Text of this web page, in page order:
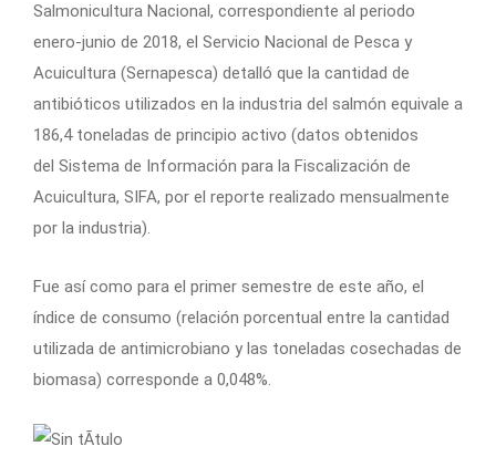
Salmonicultura Nacional, correspondiente al periodo
enero-junio de 2018, el Servicio Nacional de Pesca y
Acuicultura (Sernapesca) detalló que la cantidad de
antibióticos utilizados en la industria del salmón equivale a
186,4 toneladas de principio activo (datos obtenidos
del Sistema de Información para la Fiscalización de
Acuicultura, SIFA, por el reporte realizado mensualmente
por la industria).
Fue así como para el primer semestre de este año, el
índice de consumo (relación porcentual entre la cantidad
utilizada de antimicrobiano y las toneladas cosechadas de
biomasa) corresponde a 0,048%.